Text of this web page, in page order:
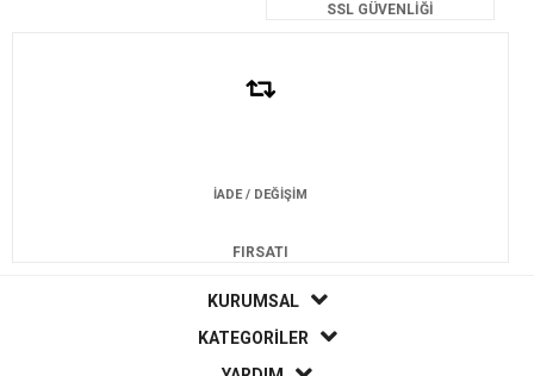
SSL GÜVENLİĞİ
İADE / DEĞİŞİM
FIRSATI
KURUMSAL
KATEGORİLER